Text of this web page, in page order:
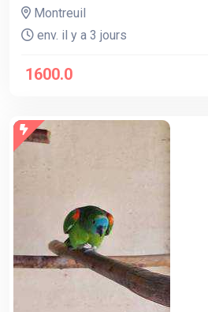
Montreuil
env. il y a 3 jours
1600.0